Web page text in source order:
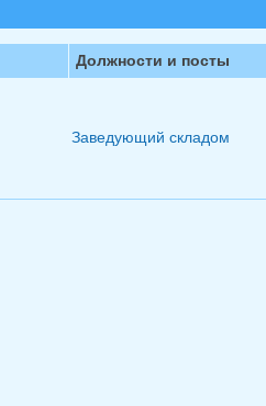
Должности и посты
Заведующий складом